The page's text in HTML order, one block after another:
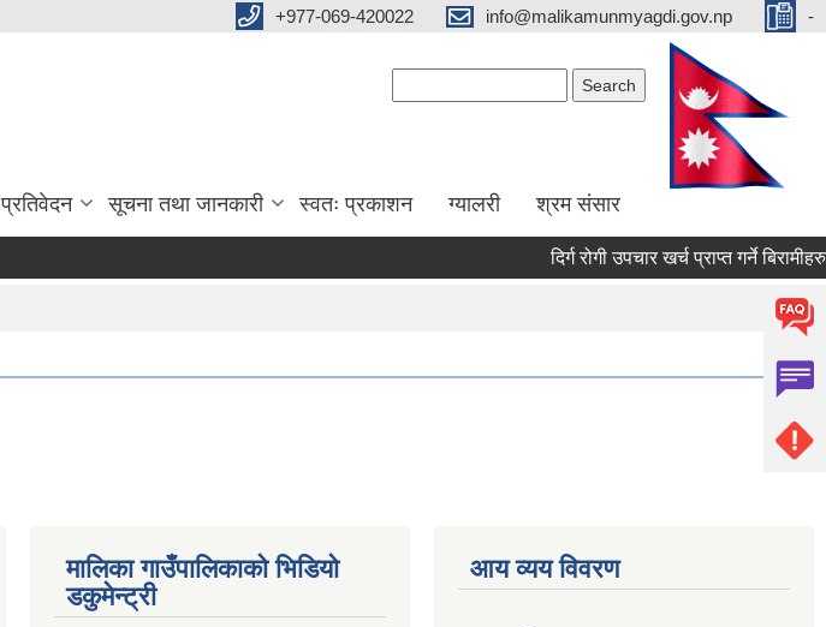
+977-069-420022 info@malikamunmyagdi.gov.np -
प्रतिवेदन सूचना तथा जानकारी स्वतः प्रकाशन ग्यालरी श्रम संसार
दिर्ग रोगी उपचार खर्च प्राप्त गर्ने
मालिका गाउँपालिकाको भिडियो
डकुमेन्ट्री
आय व्यय विवरण